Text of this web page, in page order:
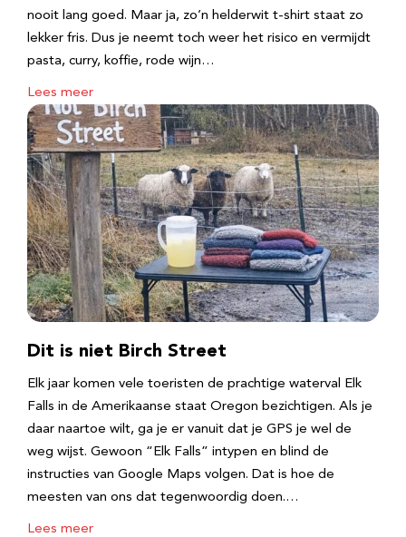
nooit lang goed. Maar ja, zo’n helderwit t-shirt staat zo
lekker fris. Dus je neemt toch weer het risico en vermijdt
pasta, curry, koffie, rode wijn…
Lees meer
Dit is niet Birch Street
Elk jaar komen vele toeristen de prachtige waterval Elk
Falls in de Amerikaanse staat Oregon bezichtigen. Als je
daar naartoe wilt, ga je er vanuit dat je GPS je wel de
weg wijst. Gewoon “Elk Falls” intypen en blind de
instructies van Google Maps volgen. Dat is hoe de
meesten van ons dat tegenwoordig doen.…
Lees meer